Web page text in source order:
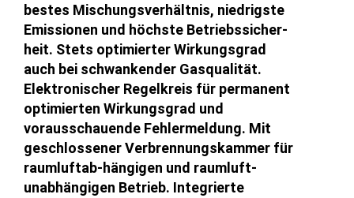
bestes Mischungsverhältnis, niedrigste
Emissionen und höchste Betriebssicher-
heit. Stets optimierter Wirkungsgrad
auch bei schwankender Gasqualität.
Elektronischer Regelkreis für permanent
optimierten Wirkungsgrad und
vorausschauende Fehlermeldung. Mit
geschlossener Verbrennungskammer für
raumluftab-hängigen und raumluft-
unabhängigen Betrieb. Integrierte